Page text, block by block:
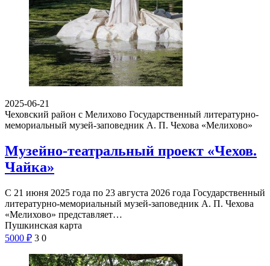
2025-06-21
Чеховский район с Мелихово Государственный литературно-
мемориальный музей-заповедник А. П. Чехова «Мелихово»
Музейно-театральный проект «Чехов.
Чайка»
С 21 июня 2025 года по 23 августа 2026 года Государственный
литературно-мемориальный музей-заповедник А. П. Чехова
«Мелихово» представляет…
Пушкинская карта
5000 ₽ 3 0